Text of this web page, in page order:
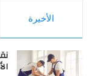
الأخيرة